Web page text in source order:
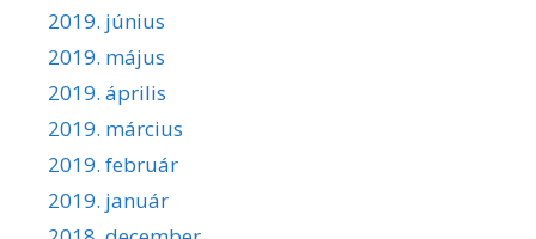
2019. június
2019. május
2019. április
2019. március
2019. február
2019. január